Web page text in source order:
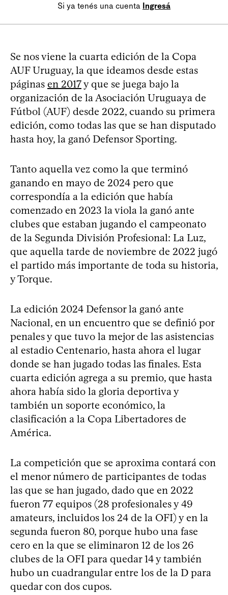
Si ya tenés una cuenta Ingresá
Se nos viene la cuarta edición de la Copa
AUF Uruguay, la que ideamos desde estas
páginas en 2017y que se juega bajo la
organización de la Asociación Uruguaya de
Fútbol (AUF) desde 2022, cuando su primera
edición, como todas las que se han disputado
hasta hoy, la ganó Defensor Sporting.
Tanto aquella vez como la que terminó
ganando en mayo de 2024 pero que
correspondía a la edición que había
comenzado en 2023 la viola la ganó ante
clubes que estaban jugando el campeonato
de la Segunda División Profesional: La Luz,
que aquella tarde de noviembre de 2022 jugó
el partido más importante de toda su historia,
y Torque.
La edición 2024 Defensor la ganó ante
Nacional, en un encuentro que se definió por
penales y que tuvo la mejor de las asistencias
al estadio Centenario, hasta ahora el lugar
donde se han jugado todas las finales. Esta
cuarta edición agrega a su premio, que hasta
ahora había sido la gloria deportiva y
también un soporte económico, la
clasificación a la Copa Libertadores de
América.
La competición que se aproxima contará con
el menor número de participantes de todas
las que se han jugado, dado que en 2022
fueron 77 equipos (28 profesionales y 49
amateurs, incluidos los 24 de la OFI) y en la
segunda fueron 80, porque hubo una fase
cero en la que se eliminaron 12 de los 26
clubes de la OFI para quedar 14 y también
hubo un cuadrangular entre los de la D para
quedar con dos cupos.